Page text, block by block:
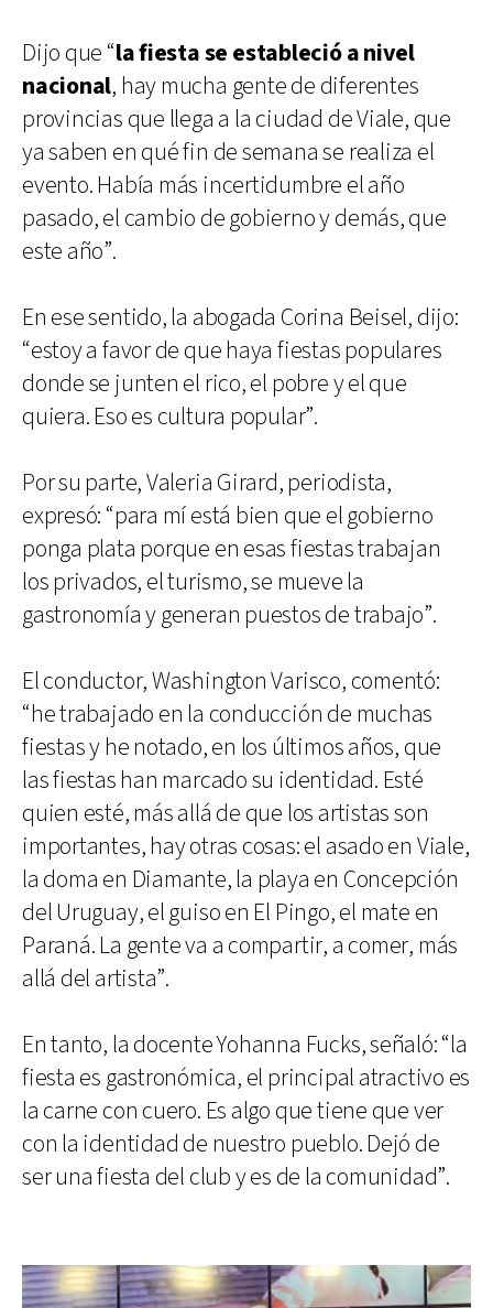
Dijo que “la fiesta se estableció a nivel
nacional, hay mucha gente de diferentes
provincias que llega a la ciudad de Viale, que
ya saben en qué fin de semana se realiza el
evento. Había más incertidumbre el año
pasado, el cambio de gobierno y demás, que
este año”.
En ese sentido, la abogada Corina Beisel, dijo:
“estoy a favor de que haya fiestas populares
donde se junten el rico, el pobre y el que
quiera. Eso es cultura popular”.
Por su parte, Valeria Girard, periodista,
expresó: “para mí está bien que el gobierno
ponga plata porque en esas fiestas trabajan
los privados, el turismo, se mueve la
gastronomía y generan puestos de trabajo”.
El conductor, Washington Varisco, comentó:
“he trabajado en la conducción de muchas
fiestas y he notado, en los últimos años, que
las fiestas han marcado su identidad. Esté
quien esté, más allá de que los artistas son
importantes, hay otras cosas: el asado en Viale,
la doma en Diamante, la playa en Concepción
del Uruguay, el guiso en El Pingo, el mate en
Paraná. La gente va a compartir, a comer, más
allá del artista”.
En tanto, la docente Yohanna Fucks, señaló: “la
fiesta es gastronómica, el principal atractivo es
la carne con cuero. Es algo que tiene que ver
con la identidad de nuestro pueblo. Dejó de
ser una fiesta del club y es de la comunidad”.